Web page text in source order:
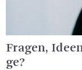
Fra­gen,
ge?